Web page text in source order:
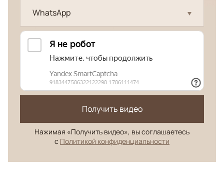
WhatsApp
Получить видео
Нажимая «Получить видео», вы соглашаетесь
с Политикой конфиденциальности